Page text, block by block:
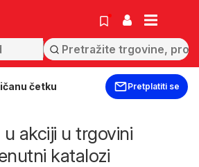
četku Pretplatiti se
akciji u trgovini
katalozi